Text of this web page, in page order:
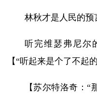
林秋才是人民的预
听完维瑟弗尼尔
【“听起来是个了不起
【苏尔特洛奇：